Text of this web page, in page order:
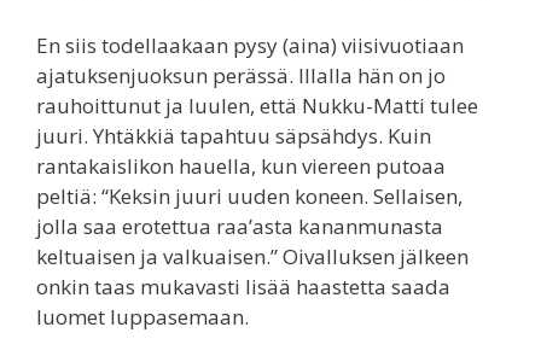
En siis todellaakaan pysy (aina) viisivuotiaan
ajatuksenjuoksun perässä. Illalla hän on jo
rauhoittunut ja luulen, että Nukku-Matti tulee
juuri. Yhtäkkiä tapahtuu säpsähdys. Kuin
rantakaislikon hauella, kun viereen putoaa
peltiä: “Keksin juuri uuden koneen. Sellaisen,
jolla saa erotettua raa’asta kananmunasta
keltuaisen ja valkuaisen.” Oivalluksen jälkeen
onkin taas mukavasti lisää haastetta saada
luomet luppasemaan.